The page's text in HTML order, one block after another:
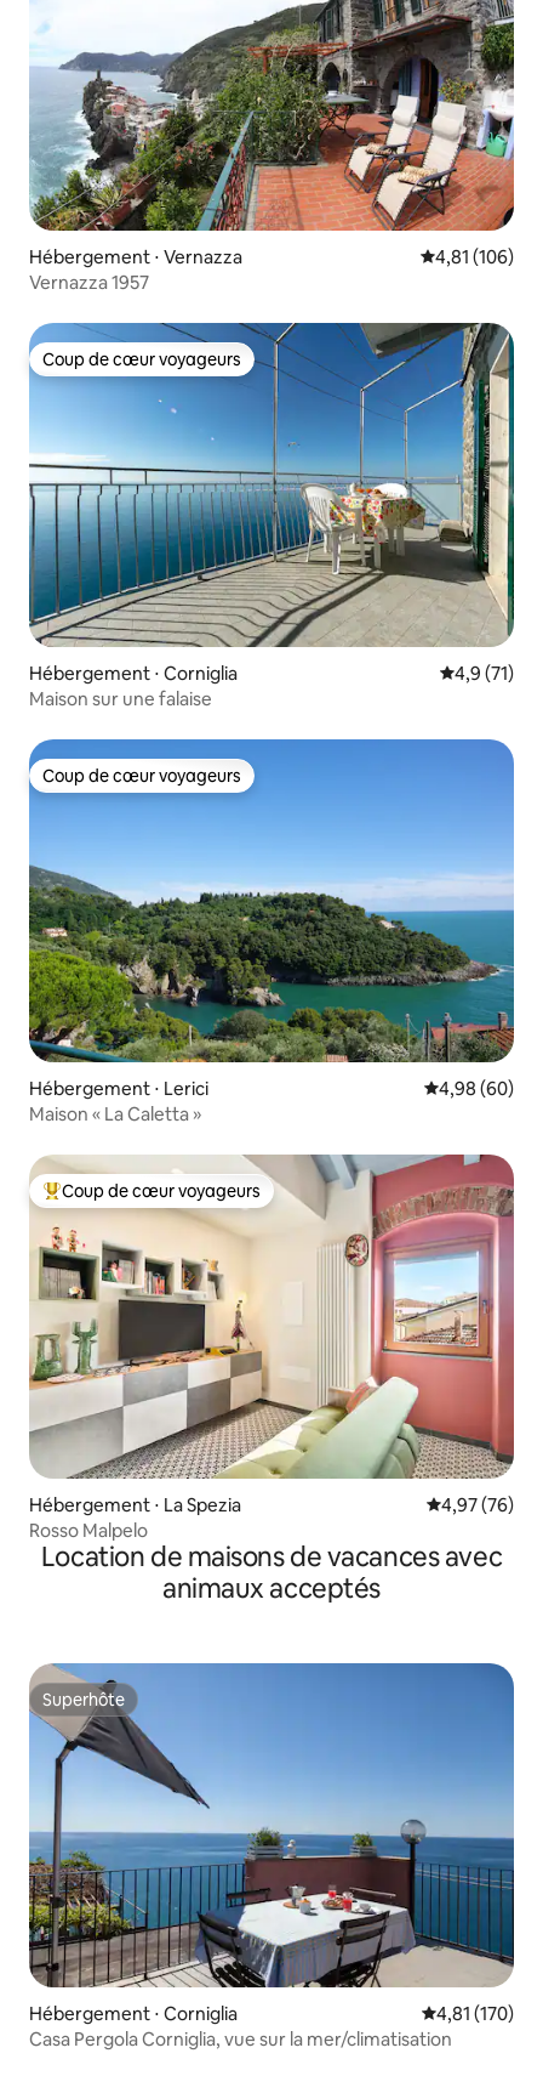
Hébergement ⋅ Vernazza Évaluation
4,81 (106)
Vernazza 1957
Coup de cœur voyageurs
Coup de cœur voyageurs
Hébergement ⋅ Corniglia Évaluation
4,9 (71)
Maison sur une falaise
Coup de cœur voyageurs
Coup de cœur voyageurs
Hébergement ⋅ Lerici Évaluation
4,98 (60)
Maison « La Caletta »
Coups de cœur voyageurs les plus appréciés
Coup de cœur voyageurs
Hébergement ⋅ La Spezia Évaluation
4,97 (76)
Rosso Malpelo
Location de maisons de vacances avec
animaux acceptés
Superhôte
Superhôte
Hébergement ⋅ Corniglia Évaluation
4,81 (170)
Casa Pergola Corniglia, vue sur la mer/climatisation